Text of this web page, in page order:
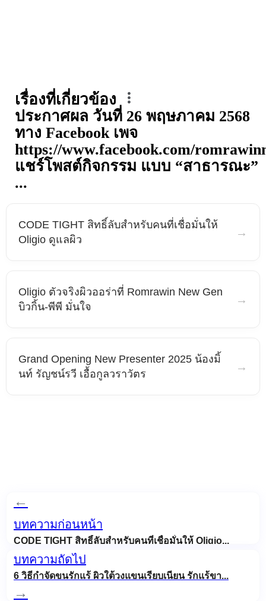
เรื่องที่เกี่ยวข้อง
ประกาศผล วันที่ 26 พฤษภาคม 2568
ทาง Facebook เพจ
https://www.facebook.com/
แชร์โพสต์กิจกรรม แบบ “สาธารณะ”
...
CODE TIGHT สิทธิ์ลับสำหรับคนที่เชื่อมั่นให้
Oligio ดูแลผิว
→
Oligio ตัวจริงผิวออร่าที่ Romrawin New Gen
บิวกิ้น-พีพี มั่นใจ
→
Grand Opening New Presenter 2025 น้องมิ้
นท์ รัญชน์รวี เอื้อกูลวราวัตร
→
←
บทความก่อนหน้า
CODE TIGHT สิทธิ์ลับสำหรับคนที่เชื่อมั่นให้ Oligio...
บทความถัดไป
6 วิธีกำจัดขนรักแร้ ผิวใต้วงแขนเรียบเนียน รักแร้ขา...
→